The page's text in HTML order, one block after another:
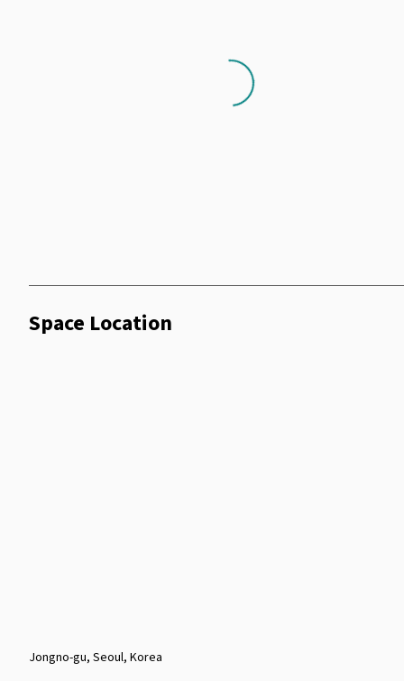
Loading...
Space Location
Jongno-gu, Seoul, Korea